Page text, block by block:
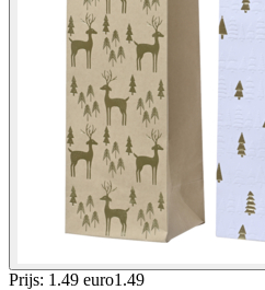
Prijs: 1.49 euro1 .49